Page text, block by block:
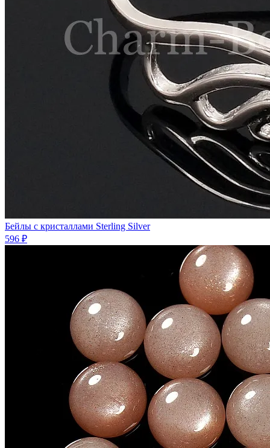
Бейлы с кристаллами Sterling Silver
596 ₽